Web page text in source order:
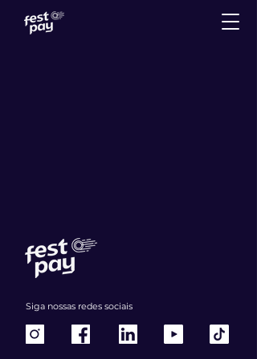
Siga nossas redes sociais